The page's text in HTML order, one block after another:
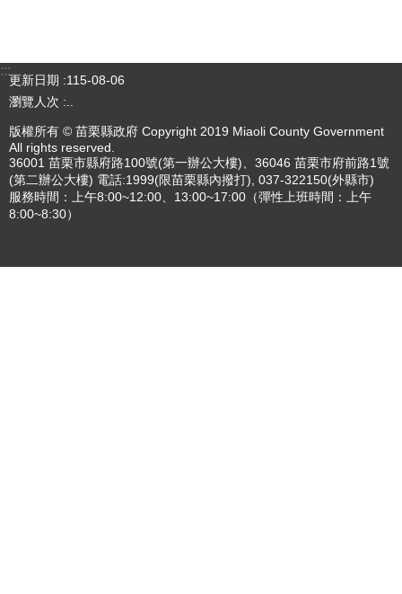
:::
更新日期
115-08-06
瀏覽人次
版權所有 © 苗栗縣政府 Copyright 2019 Miaoli County Government
All rights reserved.
36001 苗栗市縣府路100號(第一辦公大樓)、36046 苗栗市府前路1號
(第二辦公大樓) 電話:1999(限苗栗縣內撥打), 037-322150(外縣市)
服務時間：上午8:00~12:00、13:00~17:00（彈性上班時間：上午
8:00~8:30）